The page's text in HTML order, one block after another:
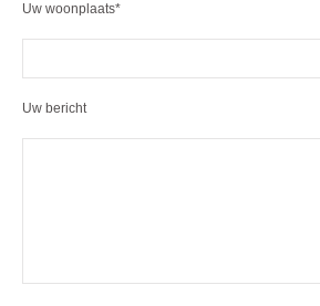
Uw woonplaats*
Uw bericht